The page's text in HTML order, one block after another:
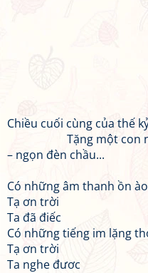
Chiều cuối cùng của thế
Tặng một con
– ngọn đèn chầu...
Có những âm thanh ồn ào
Tạ ơn trời
Ta đã điếc
Có những tiếng im lặng
Tạ ơn trời
Ta nghe đươc